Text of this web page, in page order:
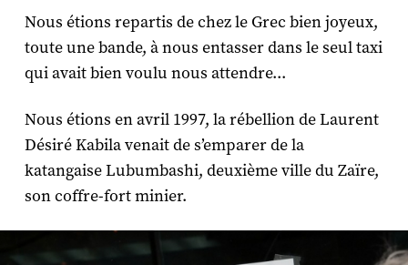
Nous étions repartis de chez le Grec bien joyeux,
toute une bande, à nous entasser dans le seul taxi
qui avait bien voulu nous attendre...
Nous étions en avril 1997, la rébellion de Laurent
Désiré Kabila venait de s’emparer de la
katangaise Lubumbashi, deuxième ville du Zaïre,
son coffre-fort minier.